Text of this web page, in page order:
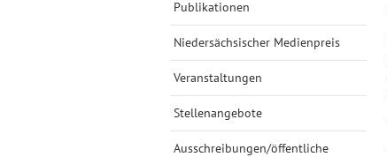
Publikationen
Niedersächsischer Medienpreis
Veranstaltungen
Stellenangebote
Ausschreibungen/öffentliche